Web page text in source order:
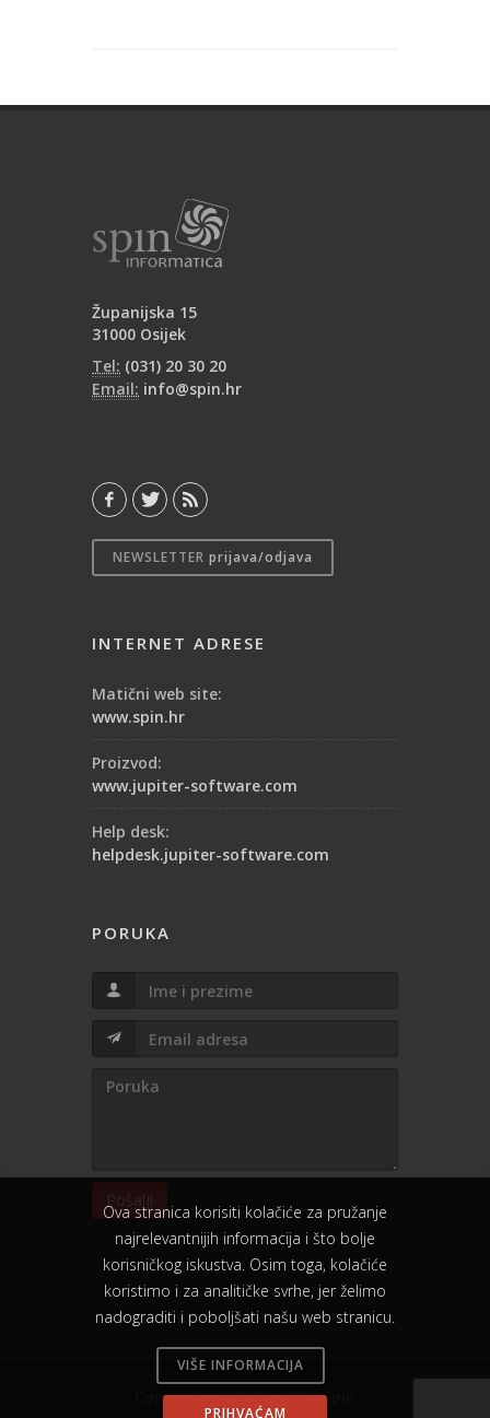
Županijska 15
31000 Osijek
Tel: (031) 20 30 20
Email: info@spin.hr
NEWSLETTER prijava/odjava
INTERNET ADRESE
Matični web site:
www.spin.hr
Proizvod:
www.jupiter-software.com
Help desk:
helpdesk.jupiter-software.com
PORUKA
Pošalji
Copyright © 2015 - 2026 Spin
Ova stranica korisiti kolačiće za pružanje
najrelevantnijih informacija i što bolje
korisničkog iskustva. Osim toga, kolačiće
koristimo i za analitičke svrhe, jer želimo
nadograditi i poboljšati našu web stranicu.
VIŠE INFORMACIJA
PRIHVAĆAM